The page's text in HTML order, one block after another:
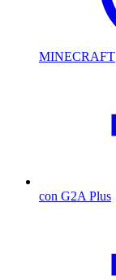
MINECRAFT
con G2A Plus